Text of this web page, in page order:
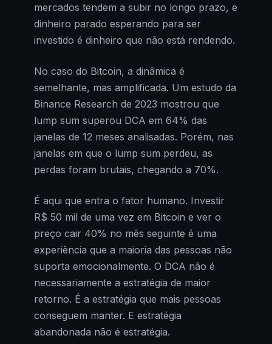
mercados tendem a subir no longo prazo, e
dinheiro parado esperando para ser
investido é dinheiro que não está rendendo.
No caso do Bitcoin, a dinâmica é
semelhante, mas amplificada. Um estudo da
Binance Research de 2023 mostrou que
lump sum superou DCA em 64% das
janelas de 12 meses analisadas. Porém, nas
janelas em que o lump sum perdeu, as
perdas foram brutais, chegando a 70%.
É aqui que entra o fator humano. Investir
R$ 50 mil de uma vez em Bitcoin e ver o
preço cair 40% no mês seguinte é uma
experiência que a maioria das pessoas não
suporta emocionalmente. O DCA não é
necessariamente a estratégia de maior
retorno. É a estratégia que mais pessoas
conseguem manter. E estratégia
abandonada não é estratégia.